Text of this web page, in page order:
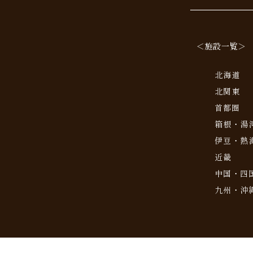
＜施設一覧＞
北海道
北関東
首都圏
箱根・湯
伊豆・熱
近畿
中国・四
九州・沖